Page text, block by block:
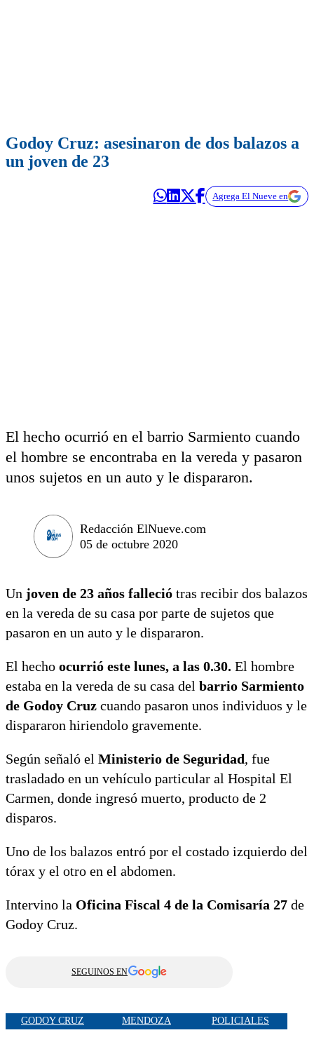
Godoy Cruz: asesinaron de dos balazos a
un joven de 23
Agrega El Nueve en
El hecho ocurrió en el barrio Sarmiento cuando
el hombre se encontraba en la vereda y pasaron
unos sujetos en un auto y le dispararon.
Redacción ElNueve.com
05 de octubre 2020
Un joven de 23 años falleció tras recibir dos balazos
en la vereda de su casa por parte de sujetos que
pasaron en un auto y le dispararon.
El hecho ocurrió este lunes, a las 0.30. El hombre
estaba en la vereda de su casa del barrio Sarmiento
de Godoy Cruz cuando pasaron unos individuos y le
dispararon hiriendolo gravemente.
Según señaló el Ministerio de Seguridad, fue
trasladado en un vehículo particular al Hospital El
Carmen, donde ingresó muerto, producto de 2
disparos.
Uno de los balazos entró por el costado izquierdo del
tórax y el otro en el abdomen.
Intervino la Oficina Fiscal 4 de la Comisaría 27 de
Godoy Cruz.
SEGUINOS EN
GODOY CRUZ MENDOZA POLICIALES